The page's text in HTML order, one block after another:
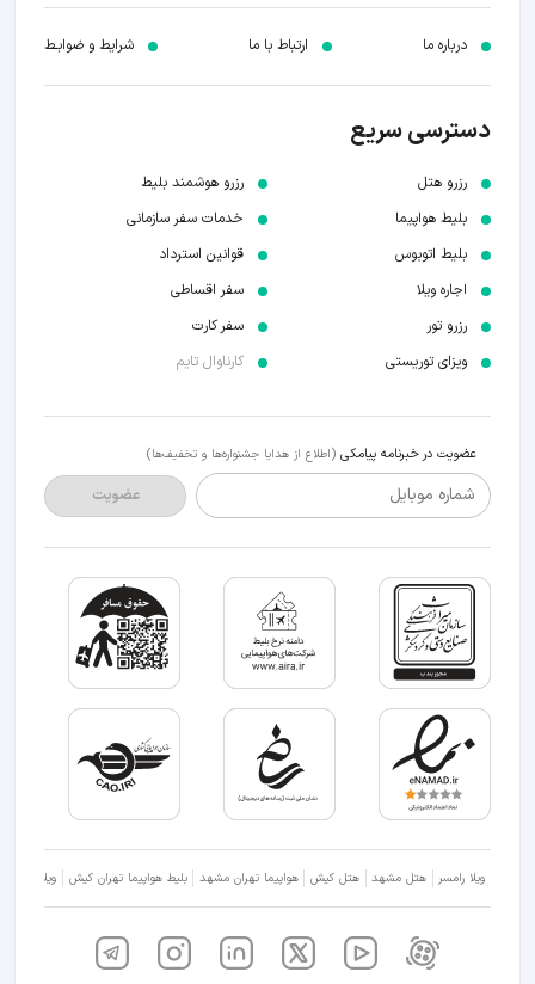
درباره ما ارتباط با ما شرایط و ضوابـط
دسترسی سریع
رزرو هتل
بلیط هواپیما
بلیط اتوبوس
اجاره ویلا
رزرو تور
ویزای توریستی
رزرو هوشمند بلیط
خدمات سفر سازمانی
قوانین استرداد
سفر اقساطی
سفر کارت
کارناوال تایم
عضویت در خبرنامه پیامکی (اطلاع از هدایا جشنواره‌ها و تخفیف‌ها)
شماره موبایل عضویت
ویلا رامسر هتل مشهد هتل کیش هواپیما تهران مشهد بلیط هواپیما تهران کیش ویلا شمال